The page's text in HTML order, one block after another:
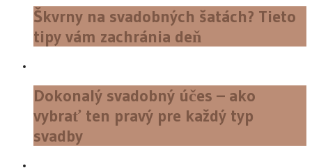
Škvrny na svadobných šatách? Tieto
tipy vám zachránia deň
Dokonalý svadobný účes – ako
vybrať ten pravý pre každý typ
svadby